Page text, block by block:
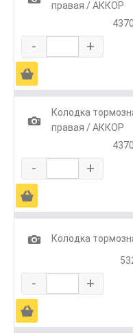
правая / АККОР
- +
Ä
1
Колодка
правая / АККОР
- +
Ä
1
Колодка
- +
Ä